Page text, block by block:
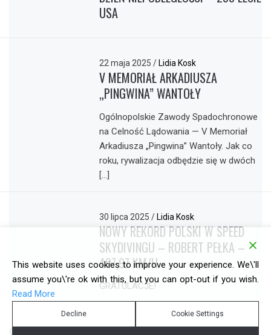
USA
22 maja 2025/ Lidia Kosk
V MEMORIAŁ ARKADIUSZA
„PINGWINA” WANTOŁY
Ogólnopolskie Zawody Spadochronowe
na Celność Lądowania — V Memoriał
Arkadiusza „Pingwina” Wantoły. Jak co
roku, rywalizacja odbędzie się w dwóch
[…]
30 lipca 2025/ Lidia Kosk
NOWY REKORD POLSKI W SPEED
SKYDIVINGU – ROBERT PEŁKA –
497,97 KM/H
GRATULACJE!
COPYRIGHT © ALL RIGHTS RESERVED.
This website uses cookies to improve your experience. We\'ll
assume you\'re ok with this, but you can opt-out if you wish.
Read More
Decline Cookie Settings